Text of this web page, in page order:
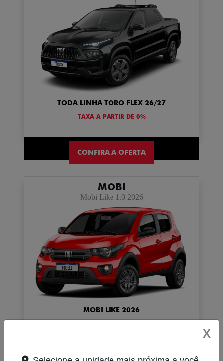
TODA LINHA TORO FLEX 26/27
TAXA A PARTIR DE 0%
CONFIRA A OFERTA
MOBI
Mobi Like 1.0 2026
MOBI LIKE 2026
X